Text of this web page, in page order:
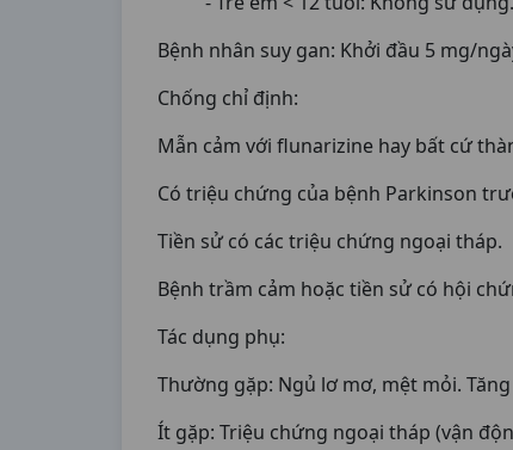
Bệnh nhân suy gan: Khởi đầu 5 mg/
Chống chỉ định:
Mẫn cảm với flunarizine hay bất cứ
Có triệu chứng của bệnh Parkinson
Tiền sử có các triệu chứng ngoại tháp.
Bệnh trầm cảm hoặc tiền sử có hội
Tác dụng phụ:
Thường gặp: Ngủ lơ mơ, mệt mỏi.
Ít gặp: Triệu chứng ngoại tháp (vận